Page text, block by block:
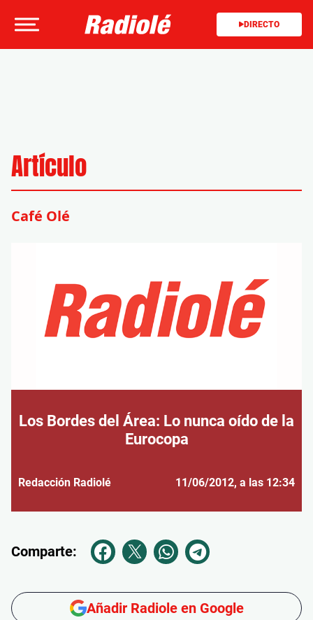
DIRECTO
Artículo
Café Olé
Los Bordes del Área: Lo nunca oído de la
Eurocopa
Redacción Radiolé 11/06/2012, a las 12:34
Comparte:
Añadir Radiole en Google